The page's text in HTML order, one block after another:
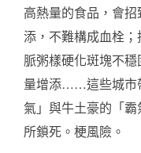
高熱量的食品，會
添，不難構成血栓
脈粥樣硬化斑塊不
量增添……這些城市
氣」與牛土豪的「
所鎖死。梗風險。